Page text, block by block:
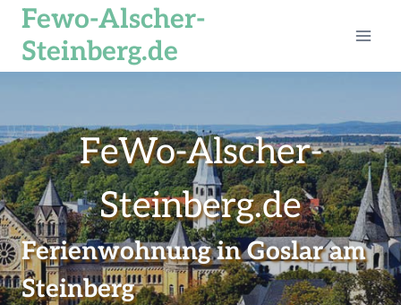
Zum
springen
Fewo-Alscher-
Steinberg.de
FeWo-Alscher-
Steinberg.de
Ferienwohnung in Goslar am
Steinberg